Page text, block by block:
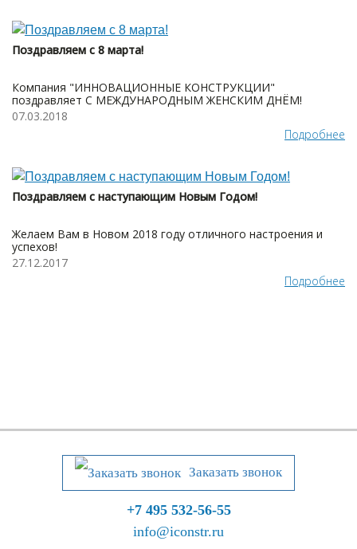
Поздравляем с 8 марта!
Компания "ИННОВАЦИОННЫЕ КОНСТРУКЦИИ"
поздравляет С МЕЖДУНАРОДНЫМ ЖЕНСКИМ ДНЁМ!
07.03.2018
Подробнее
Поздравляем с наступающим Новым Годом!
Желаем Вам в Новом 2018 году отличного настроения и
успехов!
27.12.2017
Подробнее
Заказать звонок
+7 495 532-56-55
info@iconstr.ru